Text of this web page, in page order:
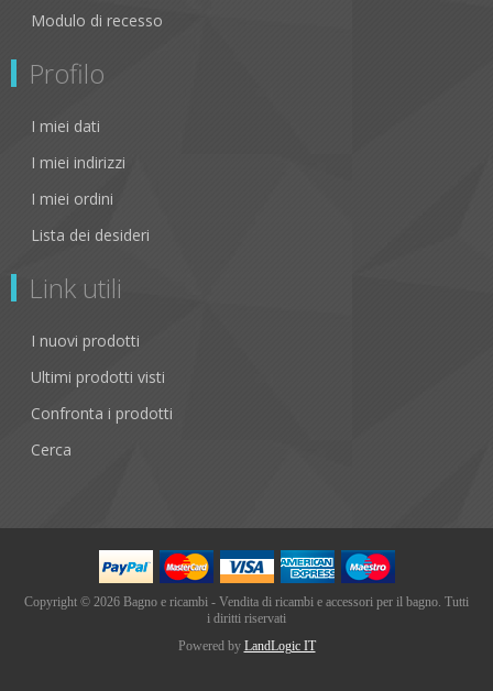
Modulo di recesso
Profilo
I miei dati
I miei indirizzi
I miei ordini
Lista dei desideri
Link utili
I nuovi prodotti
Ultimi prodotti visti
Confronta i prodotti
Cerca
Copyright © 2026 Bagno e ricambi - Vendita di ricambi e accessori per il bagno. Tutti
i diritti riservati
Powered by LandLogic IT